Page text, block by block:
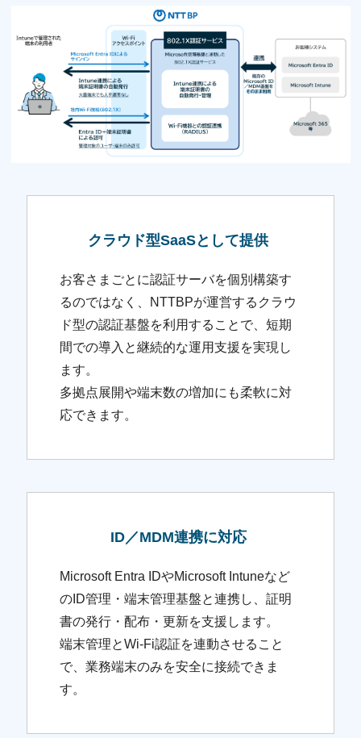
クラウド型SaaSとして提供
お客さまごとに認証サーバを個別構築す
るのではなく、NTTBPが運営するクラウ
ド型の認証基盤を利用することで、短期
間での導入と継続的な運用支援を実現し
ます。
多拠点展開や端末数の増加にも柔軟に対
応できます。
ID／MDM連携に対応
Microsoft Entra IDやMicrosoft Intuneなど
のID管理・端末管理基盤と連携し、証明
書の発行・配布・更新を支援します。
端末管理とWi-Fi認証を連動させること
で、業務端末のみを安全に接続できま
す。